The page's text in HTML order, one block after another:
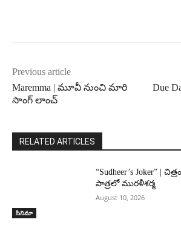
Previous article
Maremma | మూవీ నుంచి మారి
సాంగ్ లాంచ్
Due
RELATED ARTICLES
సినిమా
“Sudheer’s Joker” |
పాత్రలో మురళీశర్మ
August 10, 2026